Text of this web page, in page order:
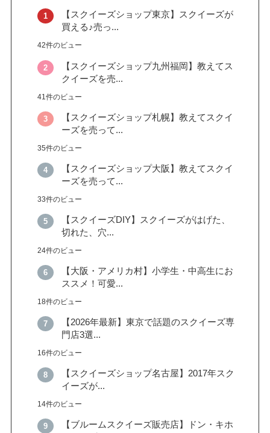
【スクイーズショップ東京】スクイーズが
買える♪売っ...
42件のビュー
【スクイーズショップ九州福岡】教えてス
クイーズを売...
41件のビュー
【スクイーズショップ札幌】教えてスクイ
ーズを売って...
35件のビュー
【スクイーズショップ大阪】教えてスクイ
ーズを売って...
33件のビュー
【スクイーズDIY】スクイーズがはげた、
切れた、穴...
24件のビュー
【大阪・アメリカ村】小学生・中高生にお
ススメ！可愛...
18件のビュー
【2026年最新】東京で話題のスクイーズ専
門店3選...
16件のビュー
【スクイーズショップ名古屋】2017年スク
イーズが...
14件のビュー
【ブルームスクイーズ販売店】ドン・キホ